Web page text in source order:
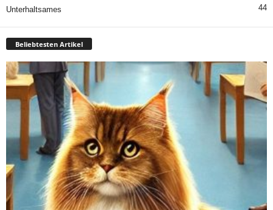
Unterhaltsames 44
Beliebtesten Artikel